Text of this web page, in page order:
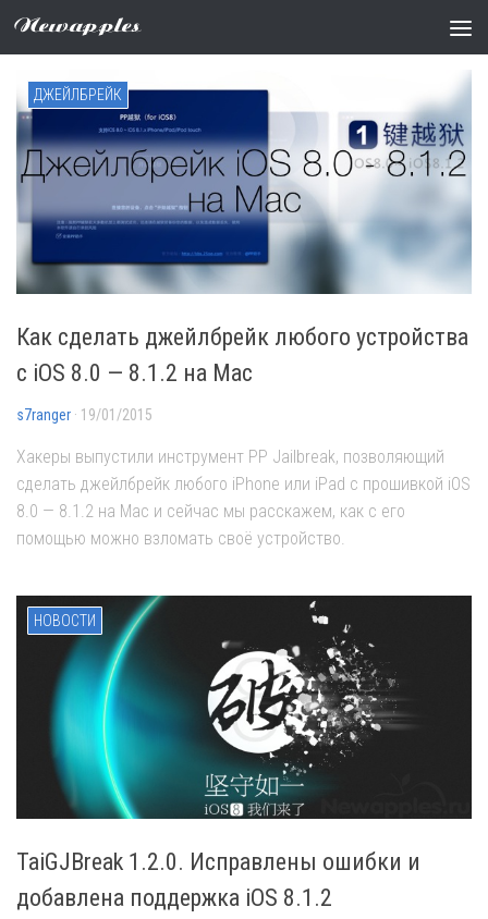
Newapples
Метки:iOS 8.1.1
ДЖЕЙЛБРЕЙК
Как сделать джейлбрейк любого устройства
с iOS 8.0 — 8.1.2 на Mac
s7ranger · 19/01/2015
Хакеры выпустили инструмент PP Jailbreak, позволяющий
сделать джейлбрейк любого iPhone или iPad с прошивкой iOS
8.0 — 8.1.2 на Mac и сейчас мы расскажем, как с его
помощью можно взломать своё устройство.
НОВОСТИ
TaiGJBreak 1.2.0. Исправлены ошибки и
добавлена поддержка iOS 8.1.2